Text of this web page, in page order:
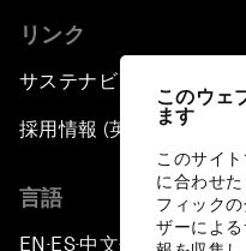
このウェ
ます
このサイ
に合わせ
フィック
ザーによ
リンク
サステナビリティへの取
採用情報 (英語のみ)
言語
EN ▪ES▪中文▪ 日本語